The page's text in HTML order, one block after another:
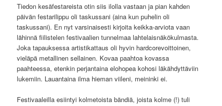
Tiedon kesäfestareista otin siis ilolla vastaan ja pian kahden
päivän festarilippu oli taskussani (aina kun puhelin oli
taskussani). En nyt varsinaisesti kirjoita keikka-arviota vaan
lähinnä fiilistelen festivaalien tunnelmaa lahtelaisnäkökulmasta.
Joka tapauksessa artistikattaus oli hyvin hardcorevoittoinen,
vieläpä metallinen sellainen. Kovaa paahtoa kovassa
paahteessa, etenkin perjantaina elohopea kohosi läkähdyttäviin
lukemiin. Lauantaina ilma hieman viileni, meininki ei.
Festivaaleilla esiintyi kolmetoista bändiä, joista kolme (!) tuli